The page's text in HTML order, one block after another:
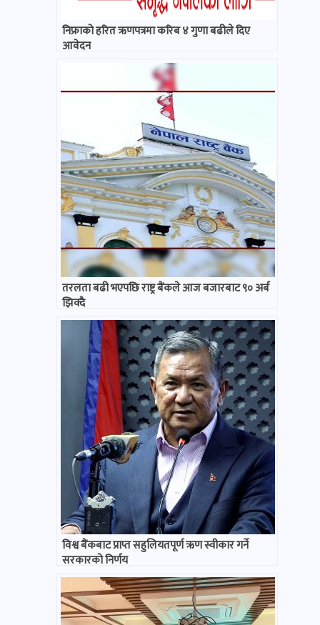
निफ्राको हरित ऋणपत्रमा करिब ४ गुणा बढीले दिए
आवेदन
तरलता बढी भएपछि राष्ट्र बैंकले आज बजारबाट ९० अर्ब
झिक्दै
विश्व बैंकबाट प्राप्त सहुलियतपूर्ण ऋण स्वीकार गर्ने
सरकारको निर्णय